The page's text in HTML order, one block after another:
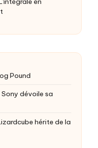
Pound
dévoile sa
hérite de la